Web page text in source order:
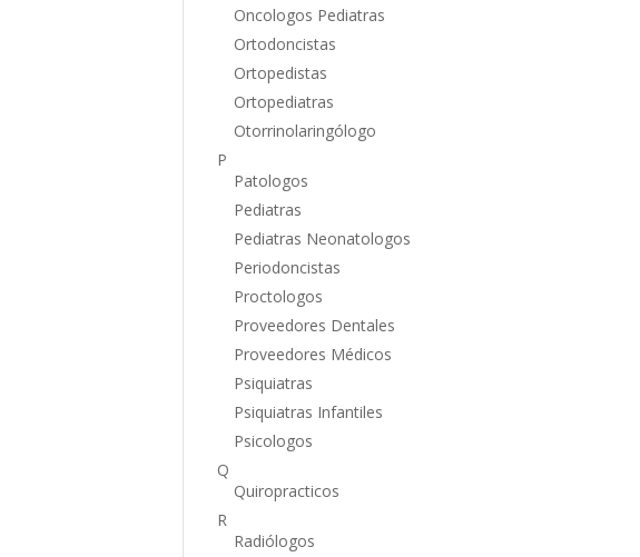
Oncologos Pediatras
Ortodoncistas
Ortopedistas
Ortopediatras
Otorrinolaringólogo
P
Patologos
Pediatras
Pediatras Neonatologos
Periodoncistas
Proctologos
Proveedores Dentales
Proveedores Médicos
Psiquiatras
Psiquiatras Infantiles
Psicologos
Q
Quiropracticos
R
Radiólogos